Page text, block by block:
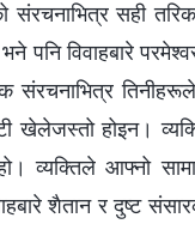
संरचनाभित्र सही
पनि विवाहबारे
संरचनाभित्र
होइन।
आफ्नो
शैतान र दुष्ट